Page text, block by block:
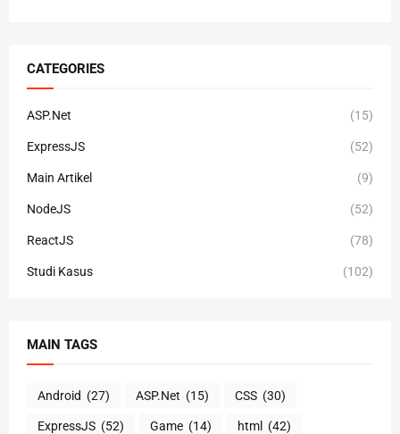
CATEGORIES
ASP.Net (15)
ExpressJS (52)
Main Artikel (9)
NodeJS (52)
ReactJS (78)
Studi Kasus (102)
MAIN TAGS
Android (27) ASP.Net (15) CSS (30)
ExpressJS (52) Game (14) html (42)